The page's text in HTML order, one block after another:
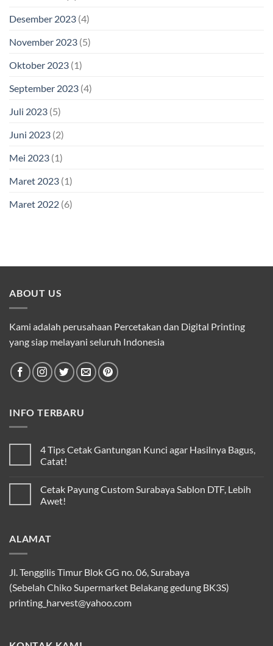
Desember 2023 (4)
November 2023 (5)
Oktober 2023 (1)
September 2023 (4)
Juli 2023 (5)
Juni 2023 (2)
Mei 2023 (1)
Maret 2023 (1)
Maret 2022 (6)
ABOUT US
Kami adalah perusahaan Percetakan dan Digital Printing
yang siap melayani seluruh Indonesia
INFO TERBARU
4 Tips Cetak Gantungan Kunci agar Hasilnya Bagus,
Catat!
Cetak Payung Custom Surabaya Sablon DTF, Lebih
Awet!
ALAMAT
Jl. Tenggilis Timur Blok GG no. 06, Surabaya
(Sebelah Chiko Supermarket Belakang gedung BK3S)
printing_harvest@yahoo.com